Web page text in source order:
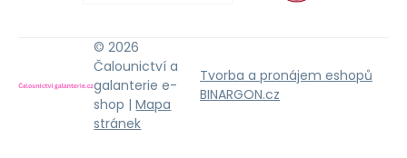
© 2026
Čalounictví a
galanterie e-
shop |Mapa
stránek
Tvorba a pronájem eshopů
BINARGON.cz